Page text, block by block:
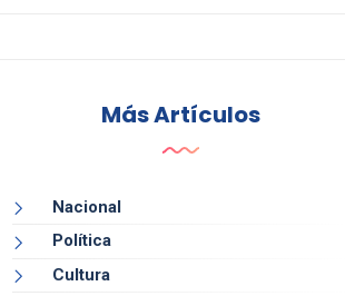
Más Artículos
Nacional
Política
Cultura